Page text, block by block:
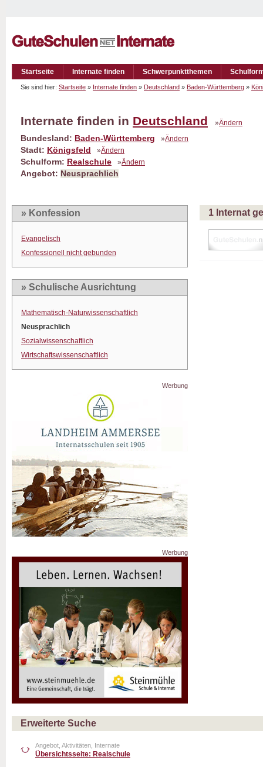
Startseite Internate finden Schwerpunktthemen
Sie sind hier: Startseite » Internate finden » Deutschland » Baden-Württemberg »
Internate finden in Deutschland »Ändern
Bundesland: Baden-Württemberg »Ändern
Stadt: Königsfeld »Ändern
Schulform: Realschule »Ändern
Angebot: Neusprachlich
» Konfession
Evangelisch
Konfessionell nicht gebunden
» Schulische Ausrichtung
Mathematisch-Naturwissenschaftlich
Neusprachlich
Sozialwissenschaftlich
Wirtschaftswissenschaftlich
Werbung
Werbung
1 Internat
Erweiterte Suche
Angebot, Aktivitäten, Internate
Übersichtsseite: Realschule